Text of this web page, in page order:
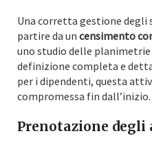
Una corretta gestione degli
partire da un censimento
uno studio delle planimetrie
definizione completa e
per i dipendenti, questa
compromessa fin dall’inizio.
Prenotazione degli